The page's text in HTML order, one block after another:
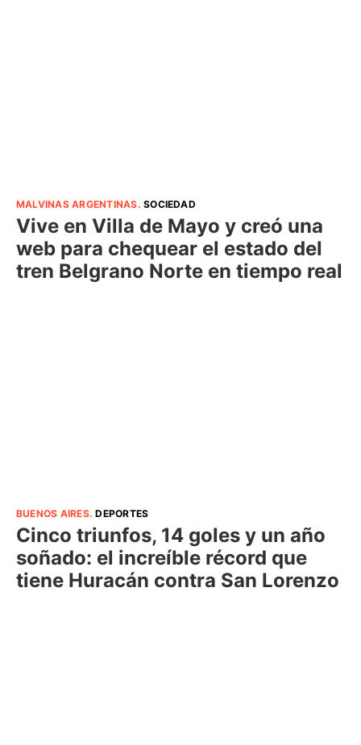
MALVINAS ARGENTINAS.SOCIEDAD
Vive en Villa de Mayo y creó una
web para chequear el estado del
tren Belgrano Norte en tiempo real
BUENOS AIRES.DEPORTES
Cinco triunfos, 14 goles y un año
soñado: el increíble récord que
tiene Huracán contra San Lorenzo